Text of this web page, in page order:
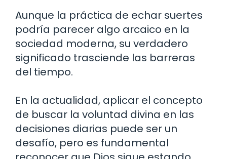
Aunque la práctica de echar suertes
podría parecer algo arcaico en la
sociedad moderna, su verdadero
significado trasciende las barreras
del tiempo.
En la actualidad, aplicar el concepto
de buscar la voluntad divina en las
decisiones diarias puede ser un
desafío, pero es fundamental